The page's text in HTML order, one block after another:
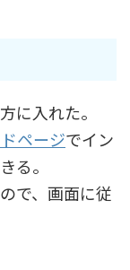
に入れた。
ページでイン
る。
で、画面に従